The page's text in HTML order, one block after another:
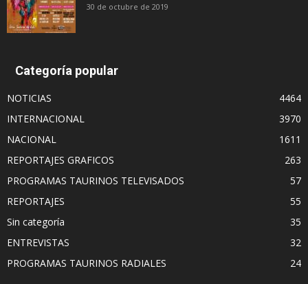
30 de octubre de 2019
Categoría popular
NOTICIAS
4464
INTERNACIONAL
3970
NACIONAL
1611
REPORTAJES GRAFICOS
263
PROGRAMAS TAURINOS TELEVISADOS
57
REPORTAJES
55
Sin categoría
35
ENTREVISTAS
32
PROGRAMAS TAURINOS RADIALES
24